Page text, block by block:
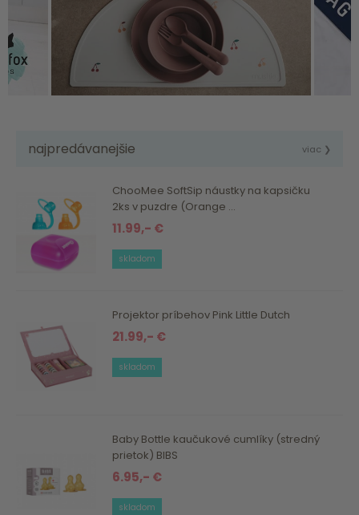
najpredávanejšie viac ❯
ChooMee SoftSip náustky na kapsičku
2ks v puzdre (Orange ...
11.99,- €
skladom
Projektor príbehov Pink Little Dutch
21.99,- €
skladom
Baby Bottle kaučukové cumlíky (stredný
prietok) BIBS
6.95,- €
skladom